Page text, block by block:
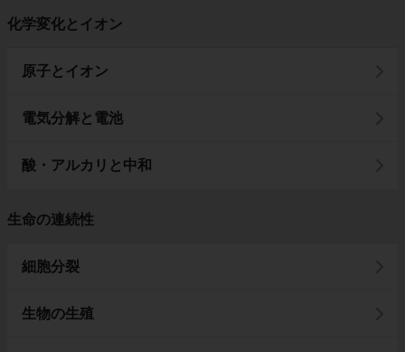
化学変化とイオン
原子とイオン
電気分解と電池
酸・アルカリと中和
生命の連続性
細胞分裂
生物の生殖